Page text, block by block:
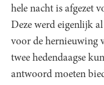
hele nacht is afgezet
Deze werd eigenlijk
voor de hernieuwing
twee hedendaagse
antwoord moeten